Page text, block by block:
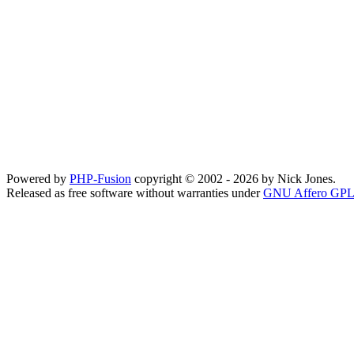
Powered by PHP-Fusion copyright © 2002 - 2026 by Nick Jones.
Released as free software without warranties underGNU Affero GPL